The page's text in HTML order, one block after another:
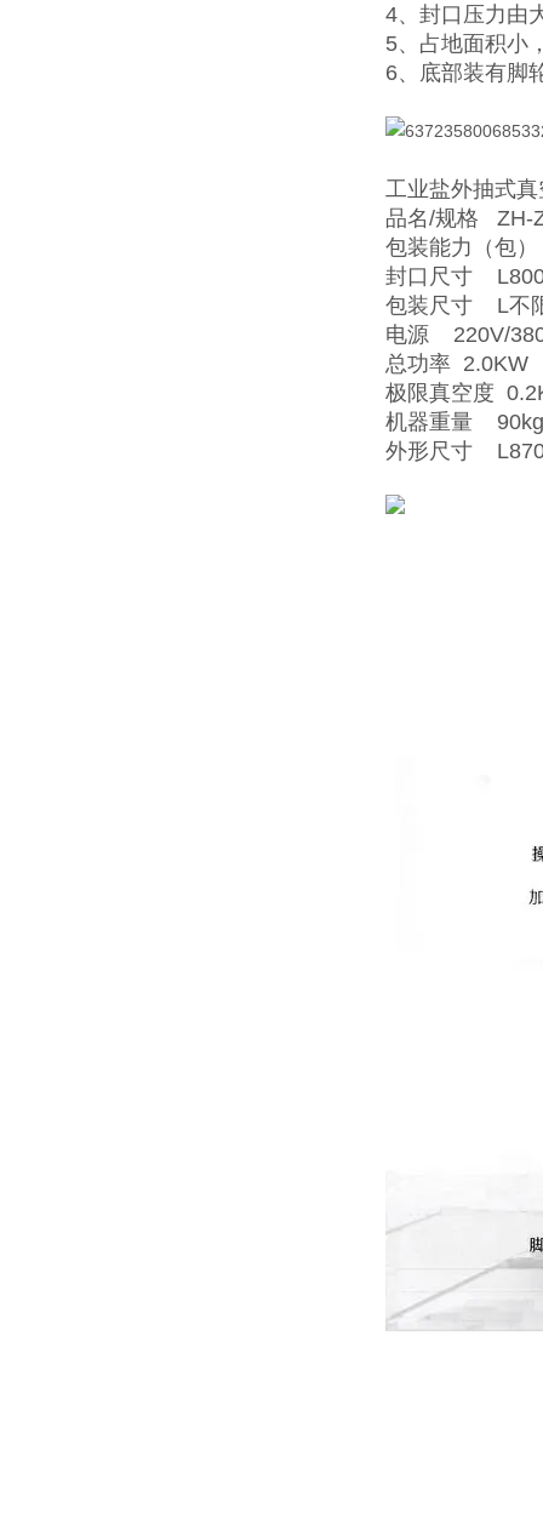
4、封口压力由
5、占地面积小
6、底部装有脚
工业盐外抽式
品名/规格 ZH-
包装能力（包
封口尺寸
包装尺寸 L不
电源 220V/
总功率 2.0KW
极限真空度
机器重量 90kg
外形尺寸